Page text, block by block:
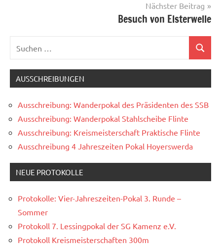
Nächster Beitrag
Besuch von Elsterwelle
nach:
Suchen
AUSSCHREIBUNGEN
Ausschreibung: Wanderpokal des Präsidenten des SSB
Ausschreibung: Wanderpokal Stahlscheibe Flinte
Ausschreibung: Kreismeisterschaft Praktische Flinte
Ausschreibung 4 Jahreszeiten Pokal Hoyerswerda
NEUE PROTOKOLLE
Protokolle: Vier-Jahreszeiten-Pokal 3. Runde –
Sommer
Protokoll 7. Lessingpokal der SG Kamenz e.V.
Protokoll Kreismeisterschaften 300m